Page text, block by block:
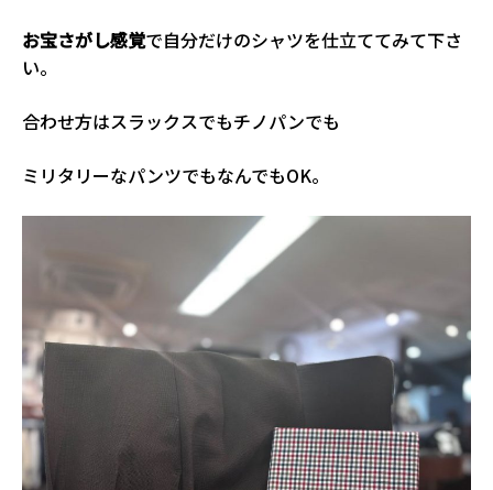
お宝さがし感覚で自分だけのシャツを仕立ててみて下さ
い。
合わせ方はスラックスでもチノパンでも
ミリタリーなパンツでもなんでもOK。